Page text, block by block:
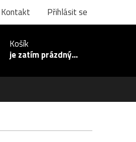
Kontakt Přihlásit se
Košík
je zatím prázdný...